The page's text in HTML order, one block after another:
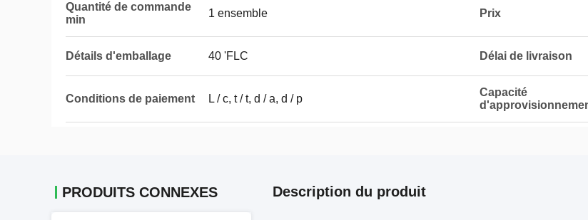
Quantité de commande
min
1 ensemble Prix
Détails d'emballage 40 'FLC Délai de livraison
Conditions de paiement L / c, t / t, d / a, d / p
Capacité
PRODUITS CONNEXES Description du produit